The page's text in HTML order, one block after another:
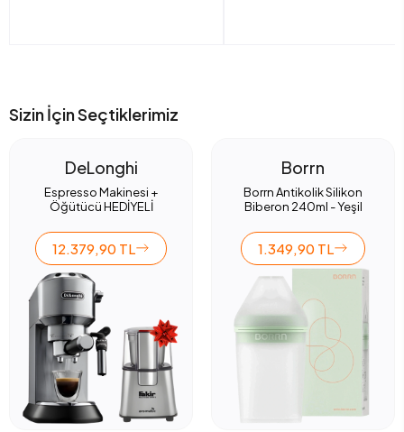
Sizin İçin Seçtiklerimiz
DeLonghi
Espresso Makinesi +
Öğütücü HEDİYELİ
12.379,90 TL
Borrn
Borrn Antikolik Silikon
Biberon 240ml - Yeşil
1.349,90 TL